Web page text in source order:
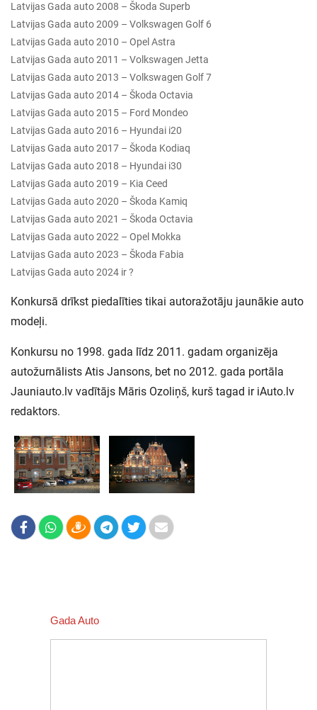
Latvijas Gada auto 2008 – Škoda Superb
Latvijas Gada auto 2009 – Volkswagen Golf 6
Latvijas Gada auto 2010 – Opel Astra
Latvijas Gada auto 2011 – Volkswagen Jetta
Latvijas Gada auto 2013 – Volkswagen Golf 7
Latvijas Gada auto 2014 – Škoda Octavia
Latvijas Gada auto 2015 – Ford Mondeo
Latvijas Gada auto 2016 – Hyundai i20
Latvijas Gada auto 2017 – Škoda Kodiaq
Latvijas Gada auto 2018 – Hyundai i30
Latvijas Gada auto 2019 – Kia Ceed
Latvijas Gada auto 2020 – Škoda Kamiq
Latvijas Gada auto 2021 – Škoda Octavia
Latvijas Gada auto 2022 – Opel Mokka
Latvijas Gada auto 2023 – Škoda Fabia
Latvijas Gada auto 2024 ir ?
Konkursā drīkst piedalīties tikai autoražotāju jaunākie auto
modeļi.
Konkursu no 1998. gada līdz 2011. gadam organizēja
autožurnālists Atis Jansons, bet no 2012. gada portāla
Jauniauto.lv vadītājs Māris Ozoliņš, kurš tagad ir iAuto.lv
redaktors.
Gada Auto